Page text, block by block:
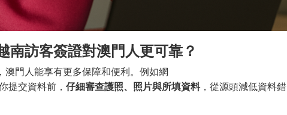
南訪客簽證對澳門人更可靠？
門人能享有更多保障和便利。例如網
提交資料前， 仔細審查護照、照片與所填資料，從源頭減低資料錯